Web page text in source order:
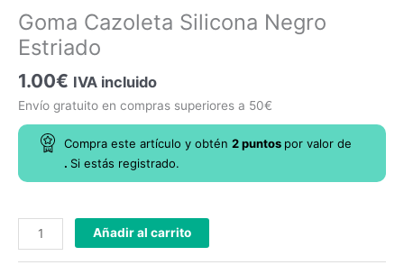
Goma Cazoleta Silicona Negro
Estriado
1.00€ IVA incluido
Envío gratuito en compras superiores a 50€
Compra este artículo y obtén 2puntos por valor de
. Si estás registrado.
Estriado
cantidad
Añadir al carrito